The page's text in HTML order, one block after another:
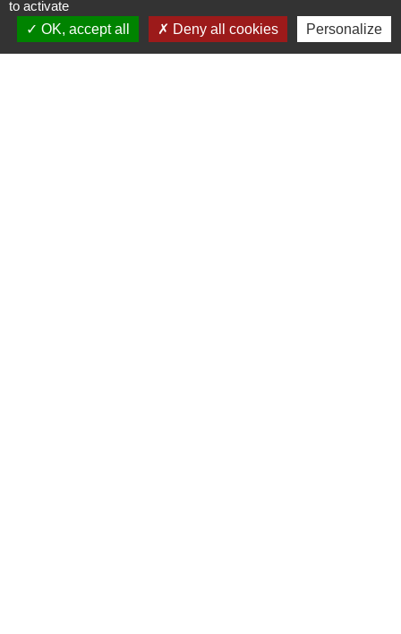
Pour en savoir plus
to activate
OK, accept all
Deny all cookies Personalize